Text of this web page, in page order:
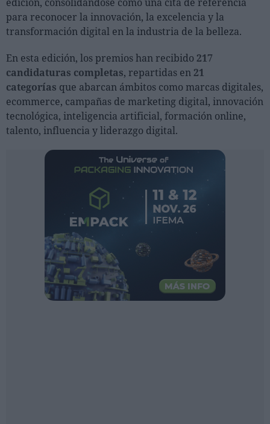
Salud
Moda
Lujo
Eventos
Agenda de actividades
Ferias sectoriales
Registrarse
INICIAR SESIÓN
para reconocer la innovación, la excelencia y la
transformación digital en la industria de la belleza.
En esta edición, los premios han recibido 217
candidaturas completas, repartidas en21
categorías que abarcan ámbitos como marcas digitales,
ecommerce, campañas de marketing digital, innovación
tecnológica, inteligencia artificial, formación online,
talento, influencia y liderazgo digital.